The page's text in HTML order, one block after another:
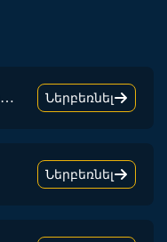
Ներբեռնել
Ներբեռնել